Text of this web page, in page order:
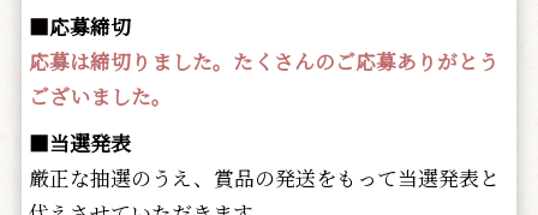
■応募締切
応募は締切りました。たくさんのご応募ありがとう
ございました。
■当選発表
厳正な抽選のうえ、賞品の発送をもって当選発表と